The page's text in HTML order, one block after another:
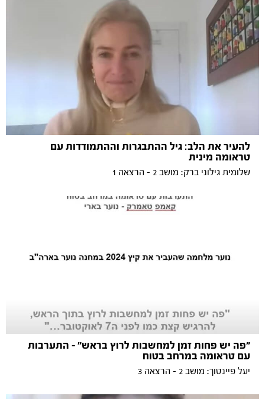
להעיר את הלב: גיל ההתבגרות וההתמודדות עם
טראומה מינית
שלומית גילוני ברק: מושב 2 - הרצאה 1
״פה יש פחות זמן למחשבות לרוץ בראש״ - התערבות
עם טראומה במרחב בטוח
יעל פיינטוך: מושב 2 - הרצאה 3